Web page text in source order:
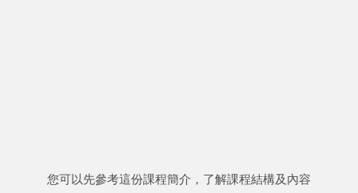
您可以先參考這份課程簡介，了解課程結構及內容